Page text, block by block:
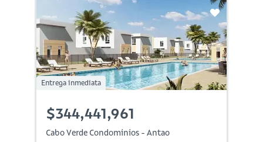
Entrega inmediata
$344,441,961
Cabo Verde Condominios - Antao